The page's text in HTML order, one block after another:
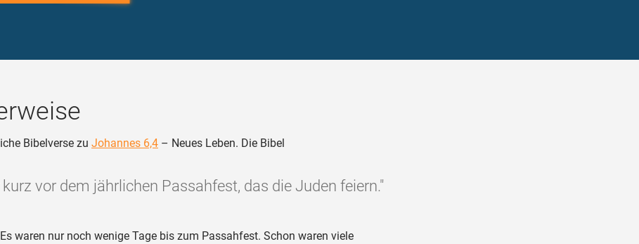
Bibelverse zu Johannes 6,4 – Neues Leben. Die Bibel
kurz vor dem jährlichen Passahfest, das die Juden feiern."
Es waren nur noch wenige Tage bis zum Passahfest. Schon waren viele